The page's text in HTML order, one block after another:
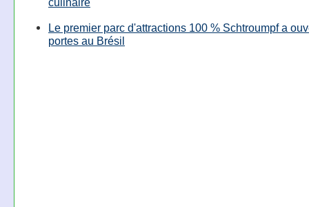
Le premier parc d'attractions 100 % Schtroumpf a
portes au Brésil